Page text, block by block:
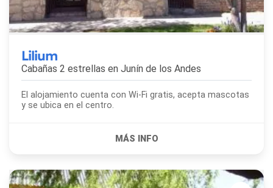
Lilium
Cabañas 2 estrellas en Junín de los Andes
El alojamiento cuenta con Wi-Fi gratis, acepta mascotas
y se ubica en el centro.